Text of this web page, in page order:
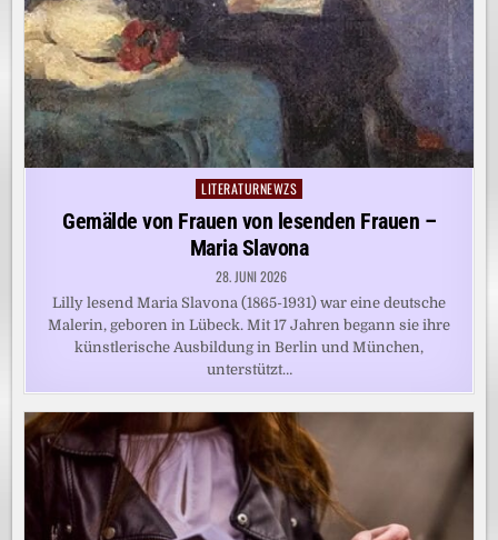
Posted
LITERATURNEWZS
Gemälde von Frauen von lesenden Frauen –
Maria Slavona
28. JUNI 2026
Lilly lesend Maria Slavona (1865-1931) war eine deutsche
Malerin, geboren in Lübeck. Mit 17 Jahren begann sie ihre
künstlerische Ausbildung in Berlin und München,
unterstützt…